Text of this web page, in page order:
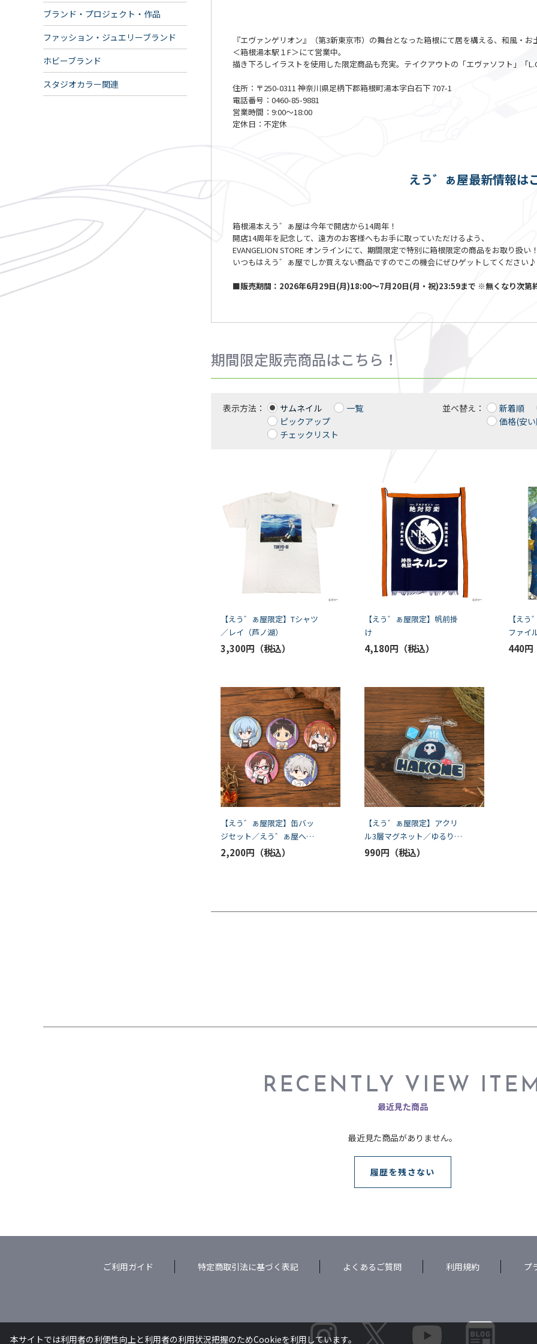
ブランド・プロジェクト・作品
ファッション・ジュエリーブランド
ホビーブランド
スタジオカラー関連
『エヴァンゲリオン』（第3新東京市）の舞台となった箱根にて居を構える、和風・お
＜箱根湯本駅１F＞にて営業中。
描き下ろしイラストを使用した限定商品も充実。テイクアウトの「エヴァソフト」「
住所：〒250-0311 神奈川県足柄下郡箱根町湯本字白石下 707-1
電話番号：0460-85-9881
営業時間：9:00～18:00
定休日：不定休
えう゛ぁ屋最新情報は
箱根湯本えう゛ぁ屋は今年で開店から14周年！
開店14周年を記念して、遠方のお客様へもお手に取っていただけるよう、
EVANGELION STORE オンラインにて、期間限定で特別に箱根限定の商品をお取り扱い！
いつもはえう゛ぁ屋でしか買えない商品ですのでこの機会にぜひゲットしてください♪
■販売期間：2026年6月29日(月)18:00～7月20日(月・祝)23:59まで ※無くなり次第終
期間限定販売商品はこちら！
表示方法： サムネイル
一覧
ピックアップ
チェックリスト
並べ替え： 新着順
価格(安
【えう゛ぁ屋限定】Tシャツ
／レイ（芦ノ湖）
3,300円
【えう゛ぁ屋限定】帆前掛
け
4,180円
【え
ファイ
前
440円
【えう゛ぁ屋限定】缶バッ
ジセット／えう゛ぁ屋へよ
うこそ（デフォルメ）
2,200円
【えう゛ぁ屋限定】アクリ
ル3層マグネット／ゆるり
と。
990円
RECENTLY VIEW
最近見た商品
最近見た商品がありません。
履歴を残さない
ご利用ガイド 特定商取引法に基づく表記 よくあるご質問 利用規約 プ
本サイトでは利用者の利便性向上と利用者の利用状況把握のためCookieを利用しています。